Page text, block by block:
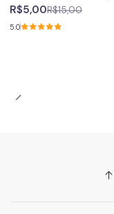
R$5,00R$15,00
5.0